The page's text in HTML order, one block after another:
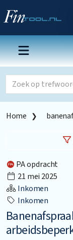
Home
PA opdracht
21 mei 2025
Inkomen
Inkomen